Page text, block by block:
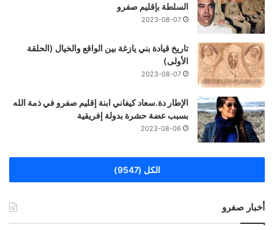
السلطة بإقليم صفرو
2023-08-07
تاريخ قيادة بني يازغة بين الواقع والخيال (الحلقة
الأولى)
2023-08-07
الإطار دة.سعاد كيفاني ابنة إقليم صفرو في ذمة الله
بسبب عضة حشرة بدولة إفريقية
2023-08-06
الكل (9547)
أخبار صفرو